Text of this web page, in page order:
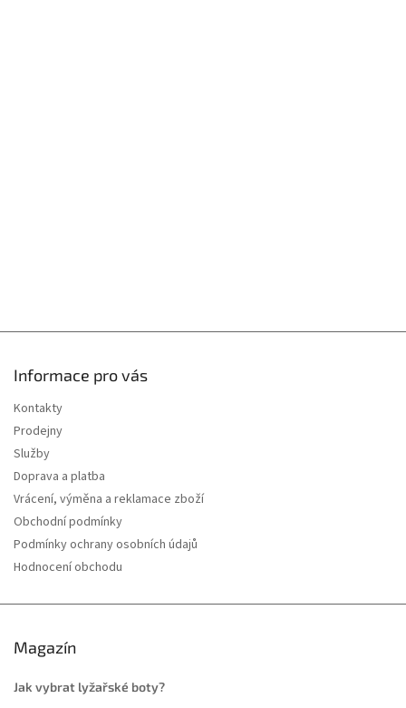
Informace pro vás
Kontakty
Prodejny
Služby
Doprava a platba
Vrácení, výměna a reklamace zboží
Obchodní podmínky
Podmínky ochrany osobních údajů
Hodnocení obchodu
Magazín
Jak vybrat lyžařské boty?